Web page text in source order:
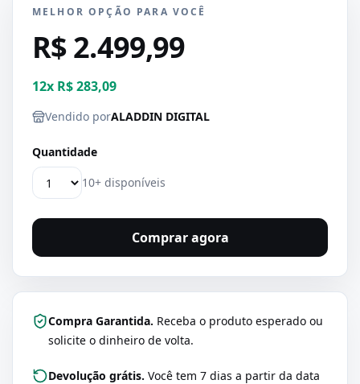
MELHOR OPÇÃO PARA VOCÊ
R$ 2.499,99
12x R$ 283,09
Vendido porALADDIN DIGITAL
Quantidade
10+ disponíveis
Comprar agora
Compra Garantida. Receba o produto esperado ou
solicite o dinheiro de volta.
Devolução grátis. Você tem 7 dias a partir da data